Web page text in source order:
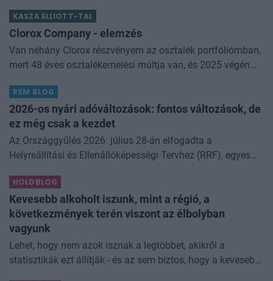
némi kellemetlenséggel is járnak. Az
KASZA ELLIOTT-TAL
Clorox Company - elemzés
Van néhány Clorox részvényem az osztalék portfóliómban,
mert 48 éves osztalékemelési múltja van, és 2025 végén
dividend king-et. Azt
RSM BLOG
2026-os nyári adóváltozások: fontos változások, de
ez még csak a kezdet
Az Országgyűlés 2026. július 28-án elfogadta a
Helyreállítási és Ellenállóképességi Tervhez (RRF), egyes
kapcsolódó adóintézkedésekről, v
HOLDBLOG
Kevesebb alkoholt iszunk, mint a régió, a
következmények terén viszont az élbolyban
vagyunk
Lehet, hogy nem azok isznak a legtöbbet, akikről a
statisztikák ezt állítják - és az sem biztos, hogy a kevesebb